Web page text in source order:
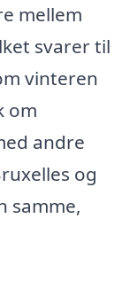
mellem
svarer til
vinteren
om
andre
og
samme,